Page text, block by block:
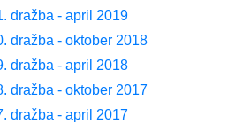
dražba - april 2019
dražba - oktober 2018
dražba - april 2018
dražba - oktober 2017
dražba - april 2017